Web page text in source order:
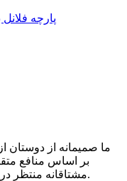
پارچه
ما صمیمانه از دوستان
بر اساس منافع
مشتاقانه منتظر دریافت سوالات شما به زودی هستیم.